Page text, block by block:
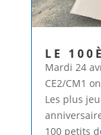
LE
Mardi 24
CE2/CM1
Les plus
100 petits